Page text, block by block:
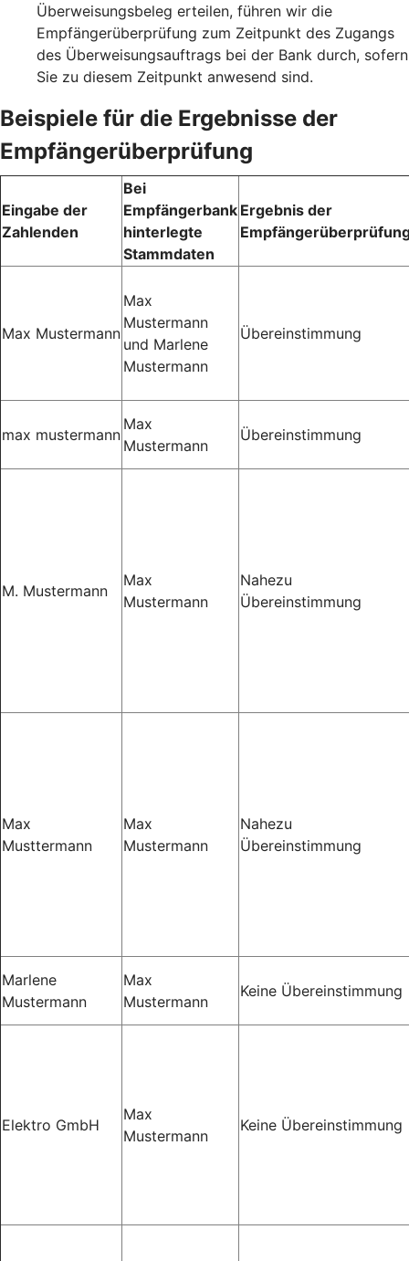
Überweisungsbeleg erteilen, führen wir die
Empfängerüberprüfung zum Zeitpunkt des Zugangs
des Überweisungsauftrags bei der Bank durch, sofern
Sie zu diesem Zeitpunkt anwesend sind.
Beispiele für die Ergebnisse der
Empfängerüberprüfung
Eingabe der
Zahlenden
Bei
Empfängerbank
hinterlegte
Stammdaten
Ergebnis der
Max Mustermann
Max
Mustermann
und Marlene
Mustermann
Übereinstimmung
max mustermann
Max
Mustermann
Übereinstimmung
M. Mustermann
Max
Mustermann
Nahezu
Übereinstimmung
Max
Musttermann
Max
Mustermann
Nahezu
Übereinstimmung
Marlene
Mustermann
Max
Mustermann
Keine Übereinstimmung
Elektro GmbH
Max
Mustermann
Keine Übereinstimmung